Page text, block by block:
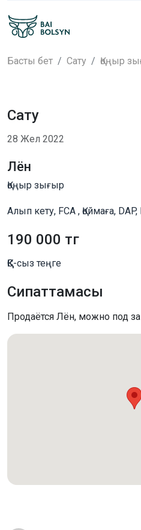
Басты бет Сату Қоңыр
Сату
28 Жел 2022
Лён
Қоңыр зығыр
Алып кету, FCA , Қоймаға, DAP,
190 000 тг
ҚҚС-сыз теңге
Сипаттамасы
Продаётся Лён, можно под